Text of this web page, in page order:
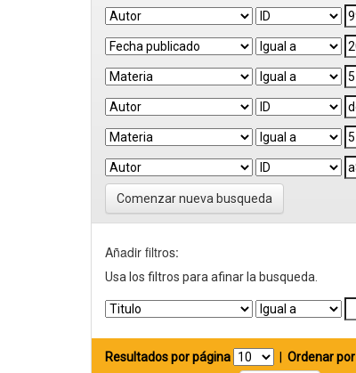
Comenzar nueva busqueda
Añadir filtros:
Usa los filtros para afinar la busqueda.
Resultados por página Ordenar por